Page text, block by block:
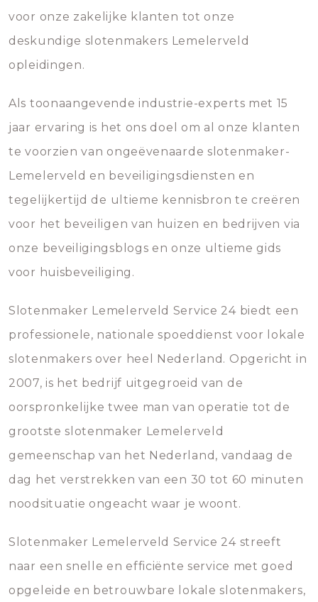
voor onze zakelijke klanten tot onze
deskundige slotenmakers Lemelerveld
opleidingen.
Als toonaangevende industrie-experts met 15
jaar ervaring is het ons doel om al onze klanten
te voorzien van ongeëvenaarde slotenmaker-
Lemelerveld en beveiligingsdiensten en
tegelijkertijd de ultieme kennisbron te creëren
voor het beveiligen van huizen en bedrijven via
onze beveiligingsblogs en onze ultieme gids
voor huisbeveiliging.
Slotenmaker Lemelerveld Service 24 biedt een
professionele, nationale spoeddienst voor lokale
slotenmakers over heel Nederland. Opgericht in
2007, is het bedrijf uitgegroeid van de
oorspronkelijke twee man van operatie tot de
grootste slotenmaker Lemelerveld
gemeenschap van het Nederland, vandaag de
dag het verstrekken van een 30 tot 60 minuten
noodsituatie ongeacht waar je woont.
Slotenmaker Lemelerveld Service 24 streeft
naar een snelle en efficiënte service met goed
opgeleide en betrouwbare lokale slotenmakers,